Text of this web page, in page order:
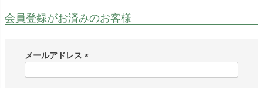
会員登録がお済みのお客様
メールアドレス